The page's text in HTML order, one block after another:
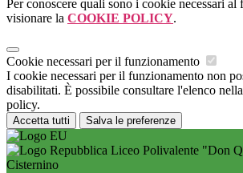
Per conoscere quali sono i cookie necessari al
visionare la COOKIE POLICY.
Cookie necessari per il funzionamento
I cookie necessari per il funzionamento non
disabilitati. È possibile consultare l'elenco
policy.
Accetta tutti Salva le preferenze
Liceo Polivalente "Don
Cisternino